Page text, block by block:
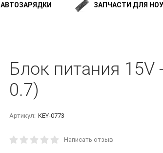
АВТОЗАРЯДКИ ЗАПЧАСТИ ДЛЯ
Блок питания 15V
0.7)
Артикул: KEY-0773
Написать отзыв